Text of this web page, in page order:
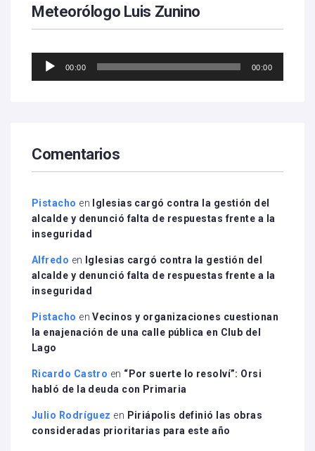
Meteorólogo Luis Zunino
Reproductor
00:00 00:00
Comentarios
Pistacho en
Iglesias cargó contra la gestión del
alcalde y denunció falta de respuestas frente a la
inseguridad
Alfredo en
Iglesias cargó contra la gestión del
alcalde y denunció falta de respuestas frente a la
inseguridad
Pistacho enVecinos y organizaciones cuestionan
la enajenación de una calle pública en Club del
Lago
Ricardo Castro en “Por suerte lo resolví”: Orsi
habló de la deuda con Primaria
Julio Rodríguez en Piriápolis definió las obras
consideradas prioritarias para este año